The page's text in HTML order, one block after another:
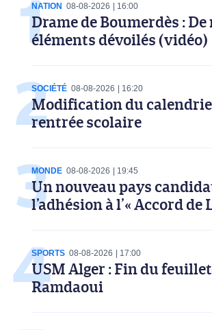
NATION 08-08-2026 16:00
Drame de Boumerdès :
éléments dévoilés (vidéo)
SOCIÉTÉ 08-08-2026 16:20
Modification du
rentrée scolaire
MONDE 08-08-2026 19:45
Un nouveau pays
l’adhésion à l’« Accord de
SPORTS 08-08-2026 17:00
USM Alger : Fin du
Ramdaoui